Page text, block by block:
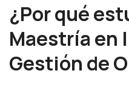
¿Por qué
Maestría en
Gestión de